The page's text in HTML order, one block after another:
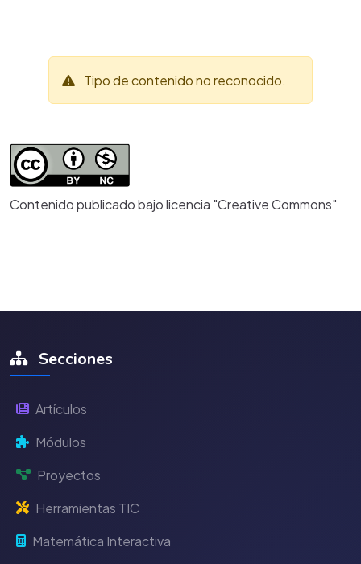
Tipo de contenido no reconocido.
Contenido publicado bajo licencia "Creative Commons"
Secciones
Artículos
Módulos
Proyectos
Herramientas TIC
Matemática Interactiva